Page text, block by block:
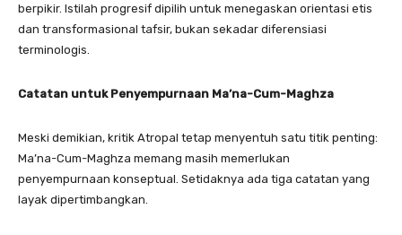
berpikir. Istilah progresif dipilih untuk menegaskan orientasi etis
dan transformasional tafsir, bukan sekadar diferensiasi
terminologis.
Catatan untuk Penyempurnaan Ma’na-Cum-Maghza
Meski demikian, kritik Atropal tetap menyentuh satu titik penting:
Ma’na-Cum-Maghza memang masih memerlukan
penyempurnaan konseptual. Setidaknya ada tiga catatan yang
layak dipertimbangkan.